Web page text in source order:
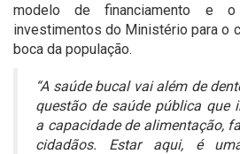
modelo de financiamento e o
investimentos do Ministério para o
boca da população.
“A saúde bucal vai além de
questão de saúde pública que
a capacidade de alimentação,
cidadãos. Estar aqui, é